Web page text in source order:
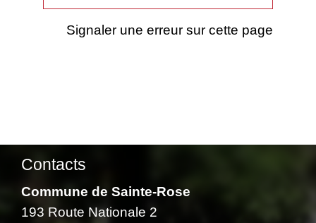
Signaler une erreur sur cette page
Contacts
Commune de Sainte-Rose
193 Route Nationale 2